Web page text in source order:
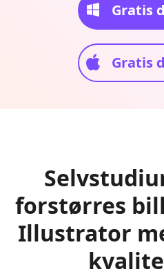
Gratis
Gratis
forstørres
Illustrator